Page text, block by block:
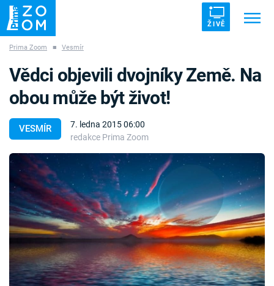
ŽIVĚ
ZÁHADY VETŘELCI DÁVNOVĚKU
Témata
Témata
Pořady
TV Program
Prima Zoom ■ Vesmír
VESMÍR
7. ledna 2015 06:00
redakce Prima Zoom
Vědci objevili dvojníky Země. Na
obou může být život!